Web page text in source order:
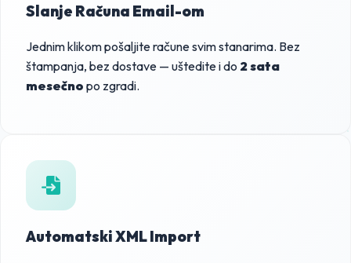
Slanje Računa Email-om
Jednim klikom pošaljite račune svim stanarima. Bez
štampanja, bez dostave — uštedite i do 2 sata
mesečno po zgradi.
Automatski XML Import